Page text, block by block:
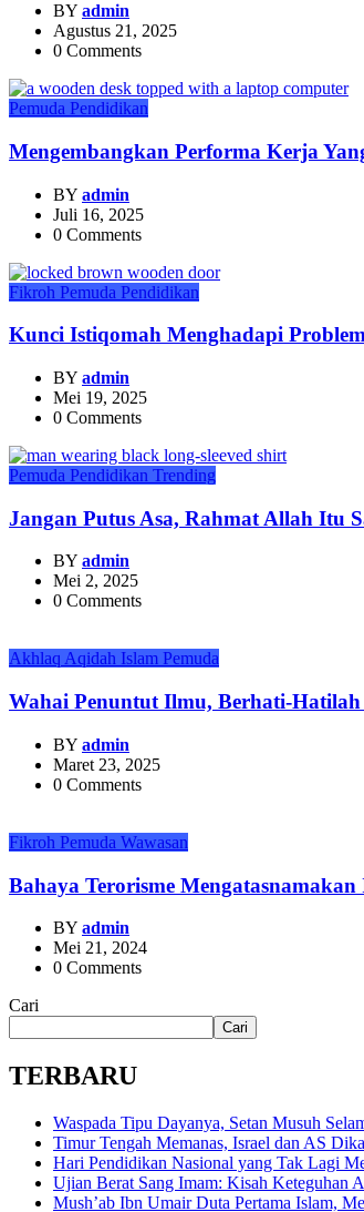
BY admin
Agustus 21, 2025
0 Comments
Pemuda Pendidikan
Mengembangkan Performa Kerja
BY admin
Juli 16, 2025
0 Comments
Fikroh Pemuda Pendidikan
Kunci Istiqomah Menghadapi
BY admin
Mei 19, 2025
0 Comments
Pemuda Pendidikan Trending
Jangan Putus Asa, Rahmat Allah Itu
BY admin
Mei 2, 2025
0 Comments
Akhlaq Aqidah Islam Pemuda
Wahai Penuntut Ilmu, Berhati-
BY admin
Maret 23, 2025
0 Comments
Fikroh Pemuda Wawasan
Bahaya Terorisme Mengatasnamakan
BY admin
Mei 21, 2024
0 Comments
Cari
Cari
TERBARU
Waspada Tipu Dayanya, Setan Musuh
Timur Tengah Memanas, Israel dan AS
Hari Pendidikan Nasional yang Tak Lagi
Ujian Berat Sang Imam: Kisah Keteguhan
Mush’ab Ibn Umair Duta Pertama Islam,